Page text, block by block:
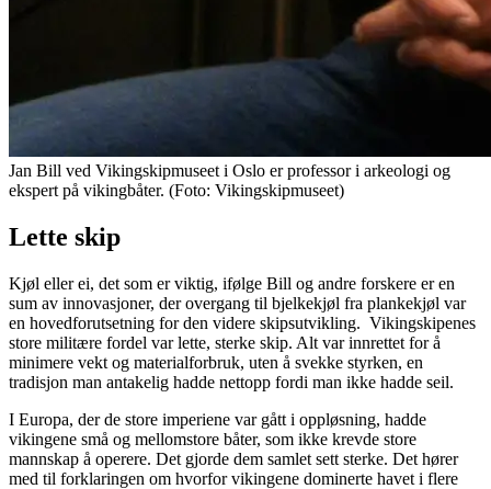
Jan Bill ved Vikingskipmuseet i Oslo er professor i arkeologi og
ekspert på vikingbåter. (Foto: Vikingskipmuseet)
Lette skip
Kjøl eller ei, det som er viktig, ifølge Bill og andre forskere er en
sum av innovasjoner, der overgang til bjelkekjøl fra plankekjøl var
en hovedforutsetning for den videre skipsutvikling. Vikingskipenes
store militære fordel var lette, sterke skip. Alt var innrettet for å
minimere vekt og materialforbruk, uten å svekke styrken, en
tradisjon man antakelig hadde nettopp fordi man ikke hadde seil.
I Europa, der de store imperiene var gått i oppløsning, hadde
vikingene små og mellomstore båter, som ikke krevde store
mannskap å operere. Det gjorde dem samlet sett sterke. Det hører
med til forklaringen om hvorfor vikingene dominerte havet i flere